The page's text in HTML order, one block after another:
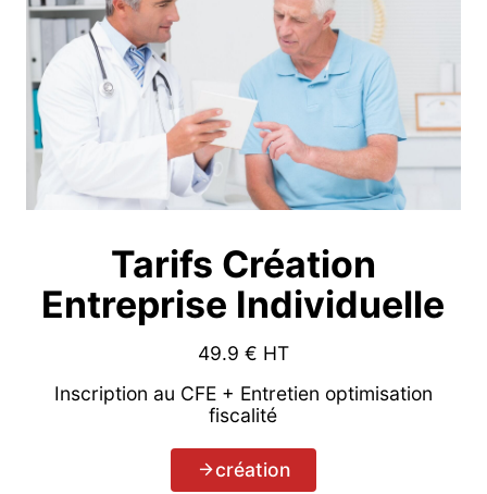
Tarifs Création
Entreprise Individuelle
49.9 € HT
Inscription au CFE + Entretien optimisation
fiscalité
création